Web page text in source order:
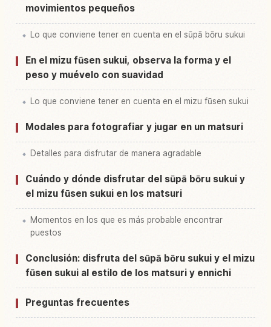
movimientos pequeños
Lo que conviene tener en cuenta en el sūpā bōru sukui
En el mizu fūsen sukui, observa la forma y el
peso y muévelo con suavidad
Lo que conviene tener en cuenta en el mizu fūsen sukui
Modales para fotografiar y jugar en un matsuri
Detalles para disfrutar de manera agradable
Cuándo y dónde disfrutar del sūpā bōru sukui y
el mizu fūsen sukui en los matsuri
Momentos en los que es más probable encontrar
puestos
Conclusión: disfruta del sūpā bōru sukui y el mizu
fūsen sukui al estilo de los matsuri y ennichi
Preguntas frecuentes